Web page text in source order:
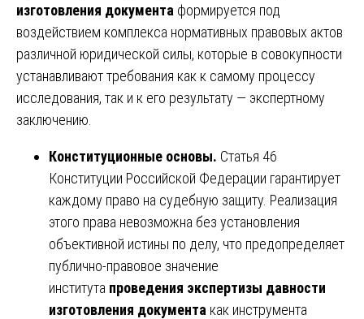
изготовления документа формируется под
воздействием комплекса нормативных правовых актов
различной юридической силы, которые в совокупности
устанавливают требования как к самому процессу
исследования, так и к его результату — экспертному
заключению.
Конституционные основы. Статья 46
Конституции Российской Федерации гарантирует
каждому право на судебную защиту. Реализация
этого права невозможна без установления
объективной истины по делу, что предопределяет
публично-правовое значение
института проведения экспертизы давности
изготовления документа как инструмента